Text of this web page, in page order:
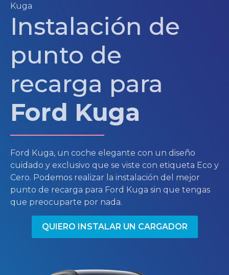
Kuga
Instalación de
punto de
recarga para
Ford Kuga
Ford Kuga, un coche elegante con un diseño
cuidado y exclusivo que se viste con etiqueta Eco y
Cero. Podemos realizar la instalación del mejor
punto de recarga para Ford Kuga sin que tengas
que preocuparte por nada.
QUIERO INSTALAR UN CARGADOR